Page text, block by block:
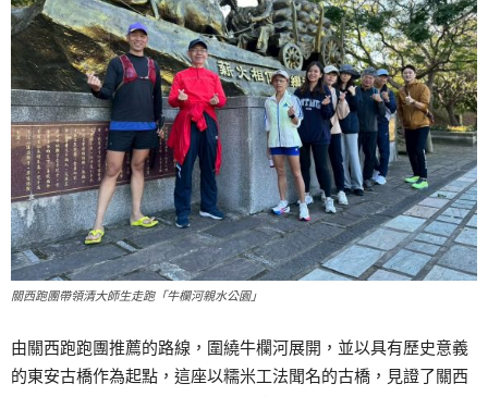
關西跑團帶領清大師生走跑「牛欄河親水公園」
由關西跑跑團推薦的路線，圍繞牛欄河展開，並以具有歷史意義
的東安古橋作為起點，這座以糯米工法聞名的古橋，見證了關西